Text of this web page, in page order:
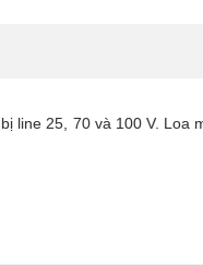
line 25, 70 và 100 V. Loa